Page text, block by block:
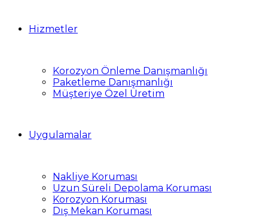
Hizmetler
Korozyon Önleme Danışmanlığı
Paketleme Danışmanlığı
Müşteriye Özel Üretim
Uygulamalar
Nakliye Koruması
Uzun Süreli Depolama Koruması
Korozyon Koruması
Dış Mekan Koruması